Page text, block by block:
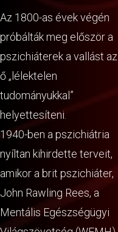
Az 1800-as évek végén
próbálták meg először a
pszichiáterek a vallást az
ő „lélektelen
tudományukkal”
helyettesíteni.
1940-ben a pszichiátria
nyíltan kihirdette terveit,
amikor a brit pszichiáter,
John Rawling Rees, a
Mentális Egészségügyi